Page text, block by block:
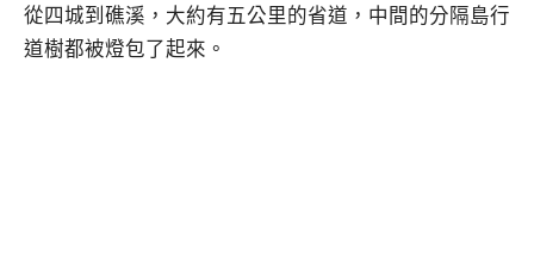
從四城到礁溪，大約有五公里的省道，中間的分隔島行
道樹都被燈包了起來。